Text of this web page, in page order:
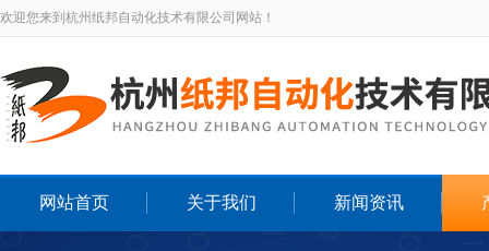
欢迎您来到杭州纸邦自动化技术有限公司网站！
网站首页 关于我们 新闻资讯